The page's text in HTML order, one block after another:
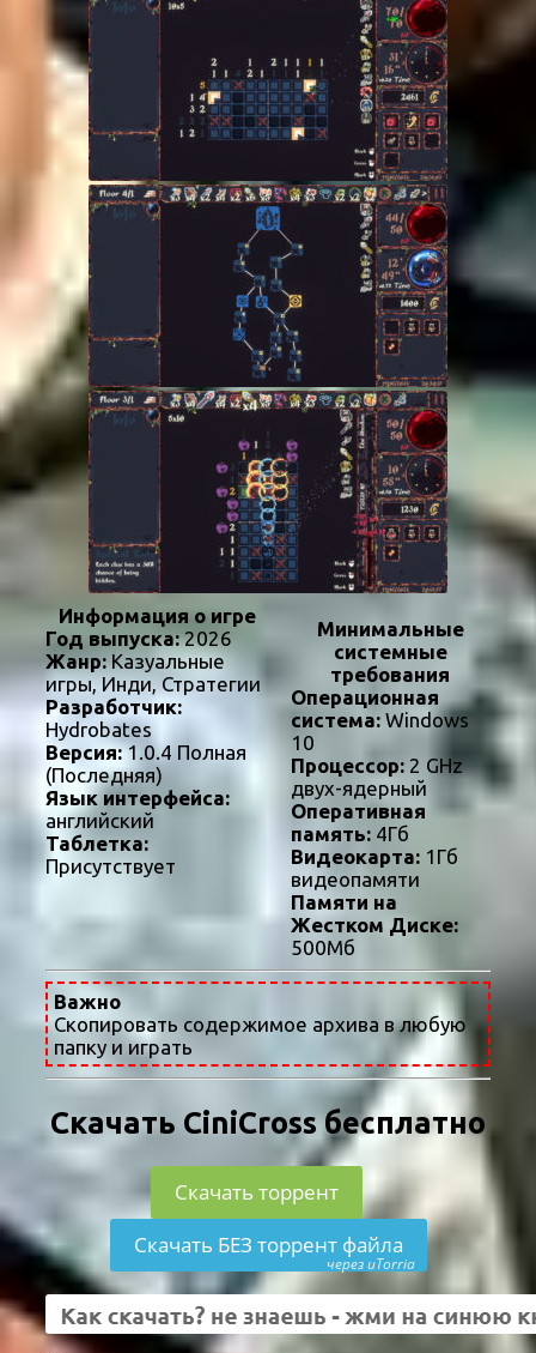
Информация о игре
Год выпуска:2026
Жанр:Казуальные
игры, Инди, Стратегии
Разработчик:
Hydrobates
Версия:1.0.4 Полная
(Последняя)
Язык интерфейса:
английский
Таблетка:
Присутствует
Минимальные
системные
требования
Операционная
система:Windows
10
Процессор:2 GHz
двух-ядерный
Оперативная
память:4Гб
Видеокарта:1Гб
видеопамяти
Памяти на
Жестком Диске:
500Мб
Важно
Скопировать содержимое архива в любую
папку и играть
Скачать CiniCross бесплатно
Скачать торрент
Скачать БЕЗ торрент файла
через uTorria